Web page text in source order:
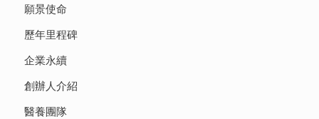
願景使命
歷年里程碑
企業永續
創辦人介紹
醫養團隊